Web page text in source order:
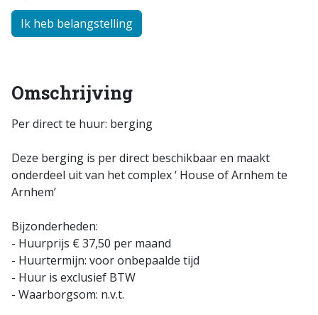
Ik heb belangstelling
Omschrijving
Per direct te huur: berging
Deze berging is per direct beschikbaar en maakt
onderdeel uit van het complex ‘ House of Arnhem te
Arnhem’
Bijzonderheden:
- Huurprijs € 37,50 per maand
- Huurtermijn: voor onbepaalde tijd
- Huur is exclusief BTW
- Waarborgsom: n.v.t.